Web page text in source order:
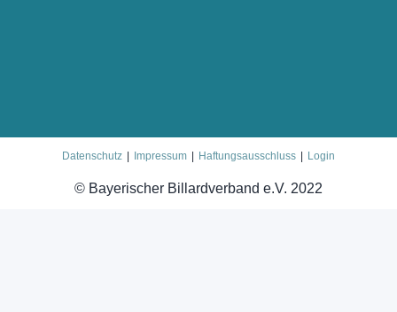
Datenschutz Impressum Haftungsausschluss Login
© Bayerischer Billardverband e.V. 2022